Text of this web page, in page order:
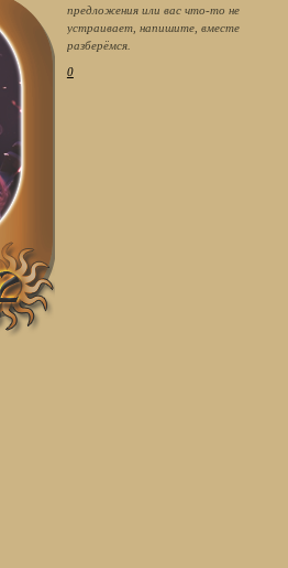
предложения или вас что-то не
устраивает, напишите, вместе
разберёмся.
0